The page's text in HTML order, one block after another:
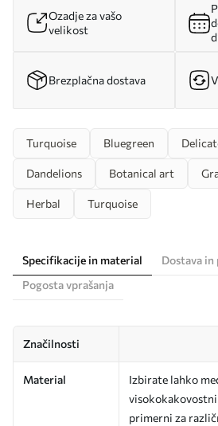
Ozadje za vašo
velikost
Brezplačna dostava
Turquoise Bluegreen
Dandelions Botanical art
Herbal Turquoise
Specifikacije in material
Dostava in
Pogosta vprašanja
Značilnosti
Material
Izbirate lahko
primerni za